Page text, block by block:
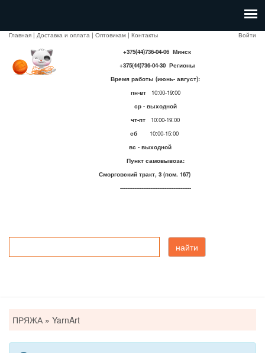
Главная | Доставка и оплата | Оптовикам | Контакты
Войти
+375(44)736-04-06 Минск
+375(44)736-04-30 Регионы
Время работы (июнь- август):
пн-вт
10:00-19:00
ср - выходной
чт-пт 10:00-19:00
сб
10:00-15:00
вс - выходной
Пункт самовывоза:
Сморговский тракт, 3 (пом. 167)
----------------------------------------
найти
здесь
ПРЯЖА » YarnArt